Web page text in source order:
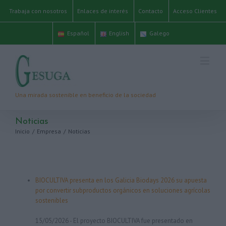
Trabaja con nosotros Enlaces de interés Contacto Acceso Clientes
Español English Galego
Noticias
Inicio / Empresa / Noticias
BIOCULTIVA presenta en los Galicia Biodays 2026 su apuesta
por convertir subproductos orgánicos en soluciones agrícolas
sostenibles
15/05/2026- El proyecto BIOCULTIVA fue presentado en